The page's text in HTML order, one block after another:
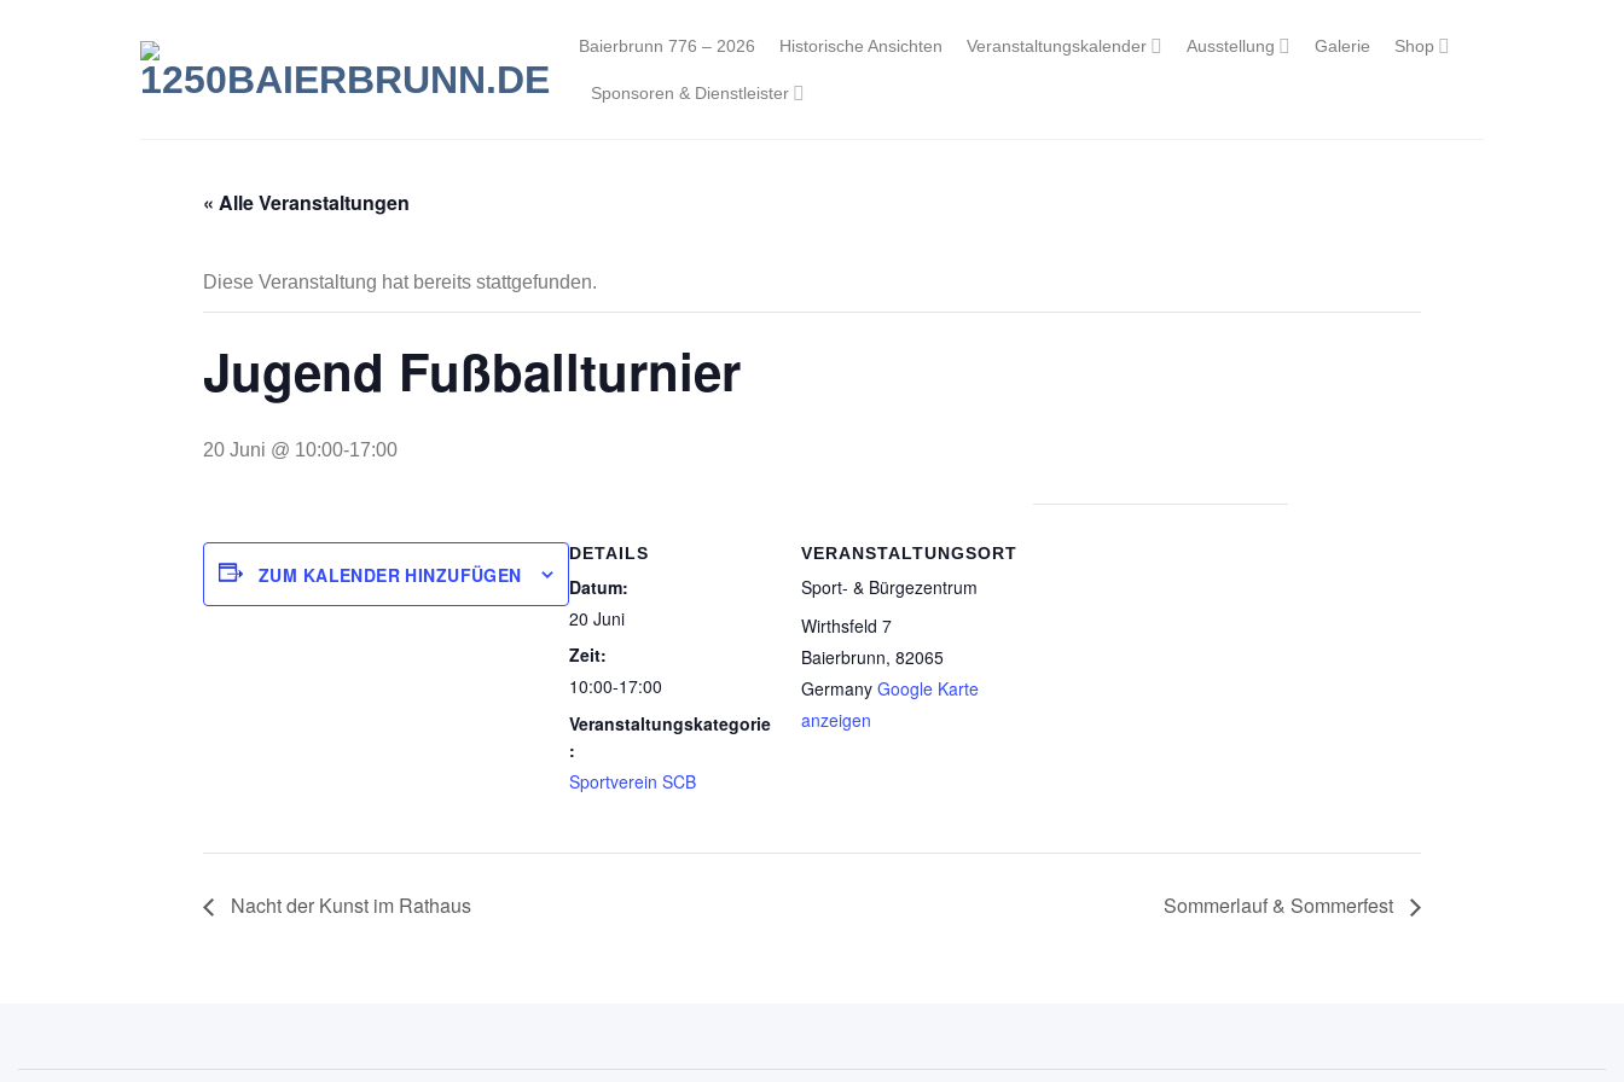
Baierbrunn 776 – 2026 Historische Ansichten Veranstaltungskalender Ausstellung Galerie Shop
Sponsoren & Dienstleister
« Alle Veranstaltungen
Diese Veranstaltung hat bereits stattgefunden.
Jugend Fußballturnier
20 Juni @ 10:00-17:00
ZUM KALENDER HINZUFÜGEN
DETAILS
Datum:
20 Juni
Zeit:
10:00-17:00
Veranstaltungskategorie
:
Sportverein SCB
VERANSTALTUNGSORT
Sport- & Bürgezentrum
Wirthsfeld 7
Baierbrunn, 82065
Germany Google Karte
anzeigen
Nacht der Kunst im Rathaus Sommerlauf & Sommerfest